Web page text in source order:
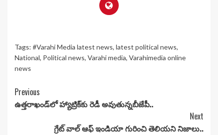
Tags: #Varahi Media latest news, latest political news,
National, Political news, Varahi media, Varahimedia online
news
Continue
Reading
Previous
ఉత్తరాఖండ్‌లో హ్యాట్రిక్‌కు రెడీ అవుతున్నబీజేపీ..
Next
గ్రేట్ వాల్ ఆఫ్ ఇండియా గురించి తెలియని నిజాలు..